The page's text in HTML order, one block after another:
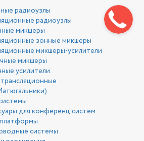
радиоузлы
радиоузлы
микшеры
зонные микшеры
микшеры-усилители
микшеры
усилители
для конференц систем
системы